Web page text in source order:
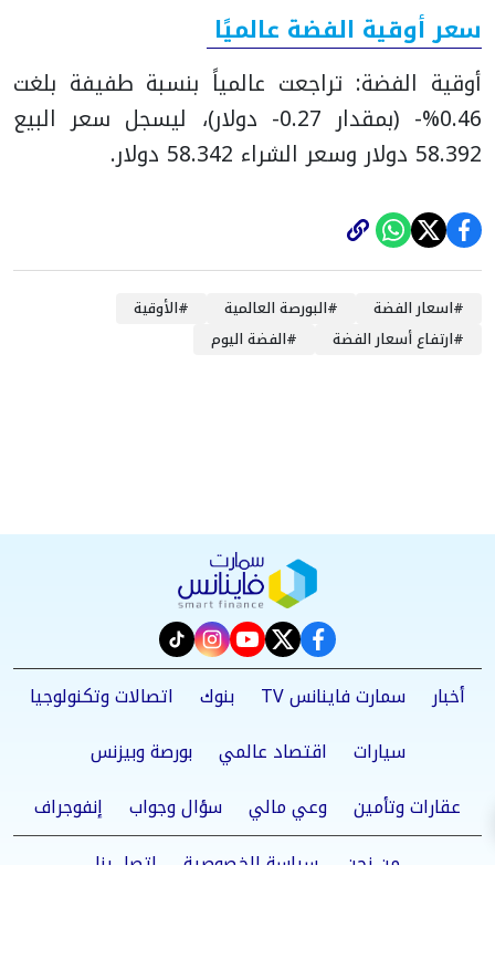
سعر أوقية الفضة عالميًا
أوقية الفضة: تراجعت عالمياً بنسبة طفيفة بلغت
0.46%- (بمقدار 0.27- دولار)، ليسجل سعر البيع
58.392 دولار وسعر الشراء 58.342 دولار.
#اسعار الفضة #البورصة العالمية #الأوقية
#ارتفاع أسعار الفضة #الفضة اليوم
facebook
twitter
youtube
instagram
tiktok
أخبار
سمارت فاينانس TV بنوك
اتصالات وتكنولوجيا
سيارات
اقتصاد عالمي
بورصة وبيزنس
عقارات وتأمين
وعي مالي سؤال وجواب
إنفوجراف
من نحن
سياسة الخصوصية اتصل بنا